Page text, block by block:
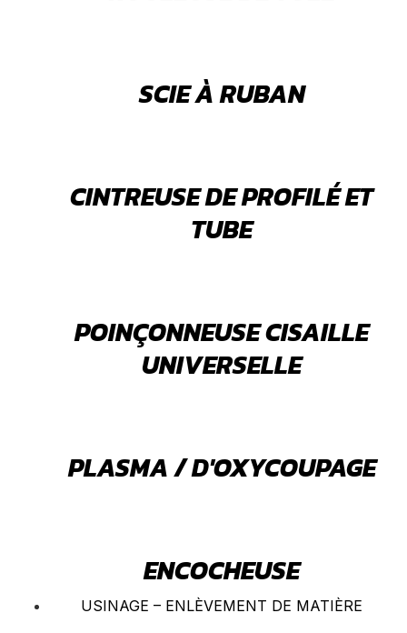
SCIE À RUBAN
CINTREUSE DE PROFILÉ ET
TUBE
POINÇONNEUSE CISAILLE
UNIVERSELLE
PLASMA / D'OXYCOUPAGE
ENCOCHEUSE
USINAGE – ENLÈVEMENT DE MATIÈRE